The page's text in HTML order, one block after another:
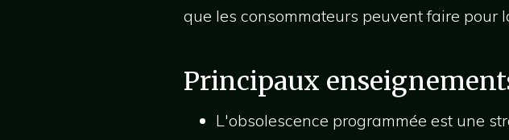
que les consommateurs peuvent faire pour
Principaux
L'obsolescence programmée est une